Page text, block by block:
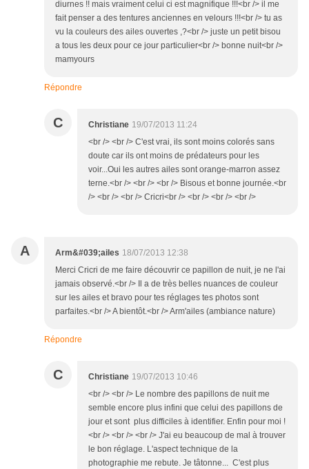
diurnes !! mais vraiment celui ci est magnifique !!!<br /> il me
fait penser a des tentures anciennes en velours !!!<br /> tu as
vu la couleurs des ailes ouvertes ,?<br /> juste un petit bisou
a tous les deux pour ce jour particulier<br /> bonne nuit<br />
mamyours
Répondre
C Christiane 19/07/2013 11:24
<br /> <br /> C'est vrai, ils sont moins colorés sans
doute car ils ont moins de prédateurs pour les
voir...Oui les autres ailes sont orange-marron assez
terne.<br /> <br /> <br /> Bisous et bonne journée.<br
/> <br /> <br /> Cricri<br /> <br /> <br /> <br />
A Arm&#039;ailes 18/07/2013 12:38
Merci Cricri de me faire découvrir ce papillon de nuit, je ne l'ai
jamais observé.<br /> Il a de très belles nuances de couleur
sur les ailes et bravo pour tes réglages tes photos sont
parfaites.<br /> A bientôt.<br /> Arm'ailes (ambiance nature)
Répondre
C Christiane 19/07/2013 10:46
<br /> <br /> Le nombre des papillons de nuit me
semble encore plus infini que celui des papillons de
jour et sont plus difficiles à identifier. Enfin pour moi !
<br /> <br /> <br /> J'ai eu beaucoup de mal à trouver
le bon réglage. L'aspect technique de la
photographie me rebute. Je tâtonne... C'est plus